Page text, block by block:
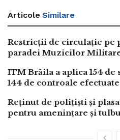
Articole Similare
Restricții de circulație pe
paradei Muzicilor
ITM Brăila a aplica 154
144 de controale
Reținut de polițiști și
pentru amenințare și